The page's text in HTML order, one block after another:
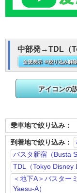
中部発→TDL（
全便表示 ※絞り込み解
乗車地で絞り込み：
到着地で絞り込み：
バスタ新宿（Busta
TDL（Tokyo Disney
＜地下A＞バスター
Yaesu-A）
アイコンの